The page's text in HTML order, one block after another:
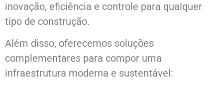
inovação, eficiência e controle para qualquer
tipo de construção.
Além disso, oferecemos soluções
complementares para compor uma
infraestrutura moderna e sustentável: